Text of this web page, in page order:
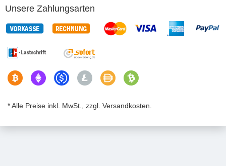
Unsere Zahlungsarten
* Alle Preise inkl. MwSt., zzgl. Versandkosten.